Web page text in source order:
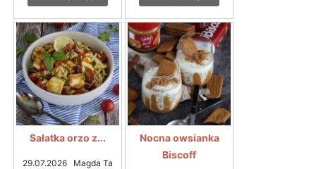
Sałatka orzo z...
29.07.2026 Magda Ta
Nocna owsianka
Biscoff